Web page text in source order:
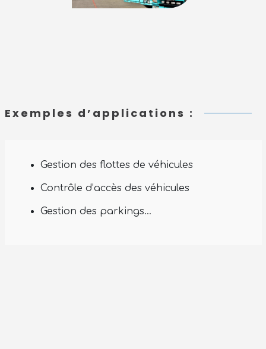
AX'Up !
Performance, simplicité, polyvalence : nos trois
votre quotidien professionnel. Explorez la gamme
Exemples d’applications :
Gestion des flottes de véhicules
Contrôle d’accès des véhicules
Gestion des parkings…